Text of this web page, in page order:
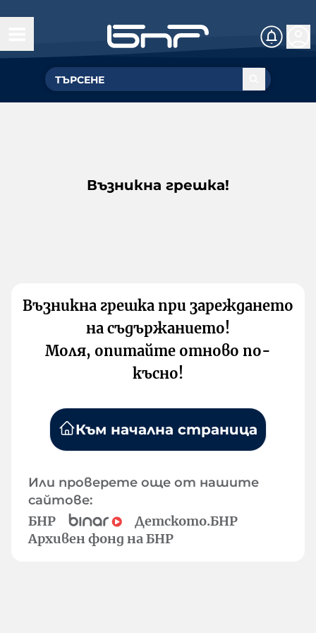
Възникна грешка!
Възникна грешка при зареждането
на съдържанието!
Моля, опитайте отново по-
късно!
Към начална страница
Или проверете още от нашите
сайтове:
БНР
Детското.БНР
Архивен фонд на БНР